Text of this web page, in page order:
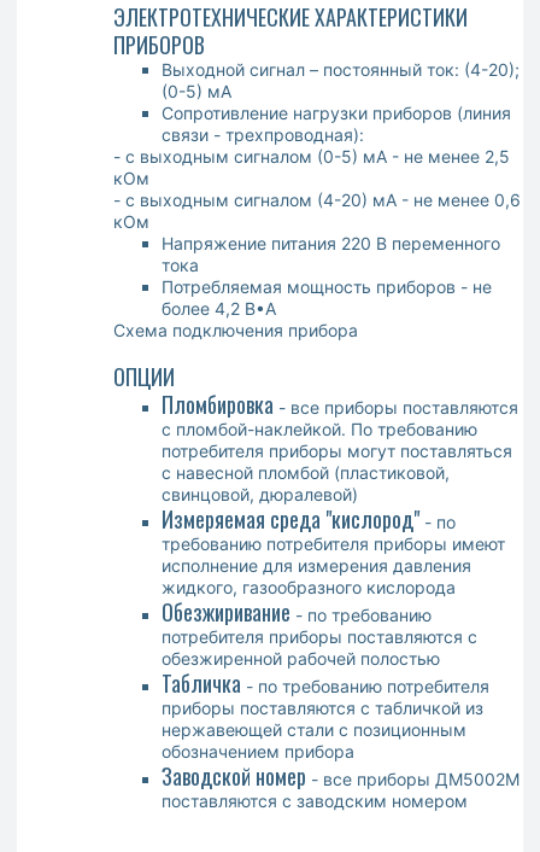
ЭЛЕКТРОТЕХНИЧЕСКИЕ ХАРАКТЕРИСТИКИ
ПРИБОРОВ
Выходной сигнал – постоянный ток: (4-20);
(0-5) мА
Сопротивление нагрузки приборов (линия
связи - трехпроводная):
- с выходным сигналом (0-5) мА - не менее 2,5
кОм
- с выходным сигналом (4-20) мА - не менее 0,6
кОм
Напряжение питания 220 В переменного
тока
Потребляемая мощность приборов - не
более 4,2 В•А
Схема подключения прибора
ОПЦИИ
Пломбировка - все приборы поставляются
с пломбой-наклейкой. По требованию
потребителя приборы могут поставляться
с навесной пломбой (пластиковой,
свинцовой, дюралевой)
Измеряемая среда "кислород" - по
требованию потребителя приборы имеют
исполнение для измерения давления
жидкого, газообразного кислорода
Обезжиривание - по требованию
потребителя приборы поставляются с
обезжиренной рабочей полостью
Табличка - по требованию потребителя
приборы поставляются с табличкой из
нержавеющей стали с позиционным
обозначением прибора
Заводской номер - все приборы ДМ5002М
поставляются с заводским номером